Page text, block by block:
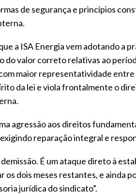
de segurança e princípios
a ISA Energia vem adotando a
do valor correto relativas ao
maior representatividade entre
da lei e viola frontalmente o
agressão aos direitos
reparação integral e
É um ataque direto à
os dois meses restantes, e ainda
jurídica do sindicato”.